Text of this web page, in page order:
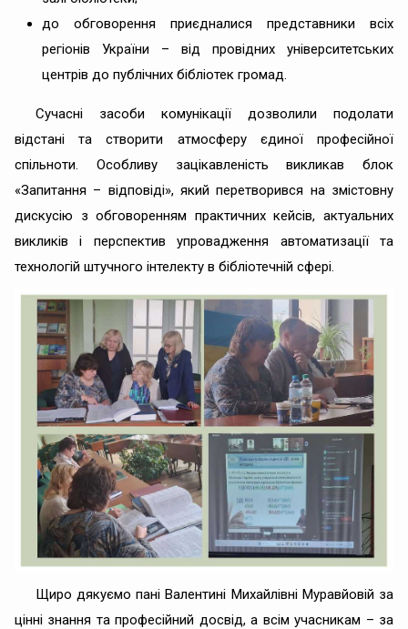
до обговорення приєдналися представники всіх
регіонів України – від провідних університетських
центрів до публічних бібліотек громад.
Сучасні засоби комунікації дозволили подолати
відстані та створити атмосферу єдиної професійної
спільноти. Особливу зацікавленість викликав блок
«Запитання – відповіді», який перетворився на змістовну
дискусію з обговоренням практичних кейсів, актуальних
викликів і перспектив упровадження автоматизації та
технологій штучного інтелекту в бібліотечній сфері.
Щиро дякуємо пані Валентині Михайлівні Муравйовій за
цінні знання та професійний досвід, а всім учасникам – за